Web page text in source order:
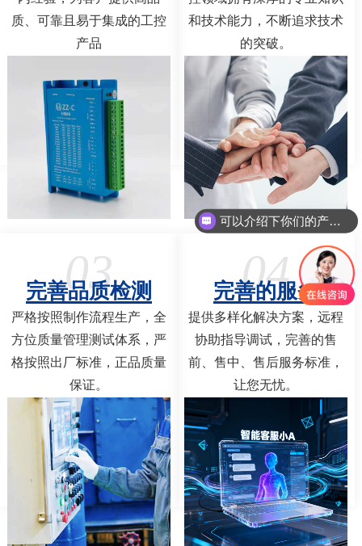
质、可靠且易于集成的工控
产品
和技术能力，不断追求技术
的突破。
03
完善品质检测
严格按照制作流程生产，全
方位质量管理测试体系，严
格按照出厂标准，正品质量
保证。
04
完善的服务
提供多样化解决方案，远程
协助指导调试，完善的售
前、售中、售后服务标准，
让您无忧。
可以介绍下你们的产品么